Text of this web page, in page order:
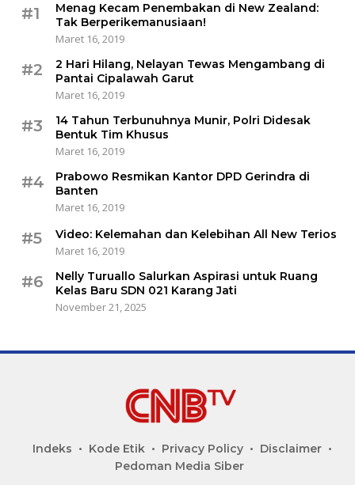
#1
Menag Kecam Penembakan di New Zealand:
Tak Berperikemanusiaan!
Maret 16, 2019
#2
2 Hari Hilang, Nelayan Tewas Mengambang di
Pantai Cipalawah Garut
Maret 16, 2019
#3
14 Tahun Terbunuhnya Munir, Polri Didesak
Bentuk Tim Khusus
Maret 16, 2019
#4
Prabowo Resmikan Kantor DPD Gerindra di
Banten
Maret 16, 2019
#5
Video: Kelemahan dan Kelebihan All New Terios
Maret 16, 2019
#6
Nelly Turuallo Salurkan Aspirasi untuk Ruang
Kelas Baru SDN 021 Karang Jati
November 21, 2025
Indeks Kode Etik Privacy Policy
Disclaimer
Pedoman Media Siber